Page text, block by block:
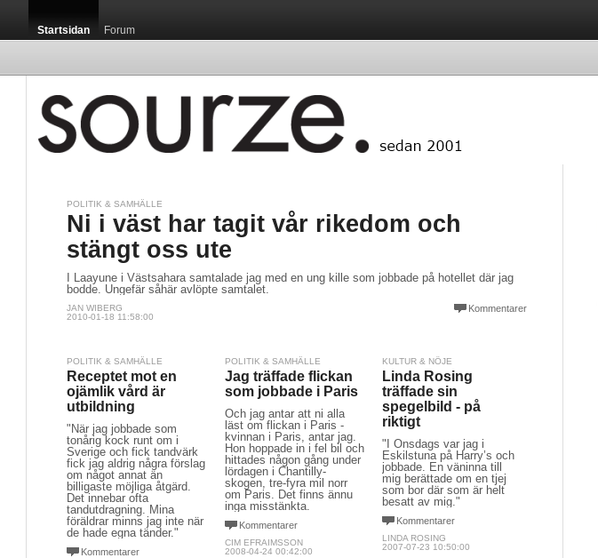
Startsidan Forum
POLITIK & SAMHÄLLE
Ni i väst har tagit vår rikedom och
stängt oss ute
I Laayune i Västsahara samtalade jag med en ung kille som jobbade på hotellet där jag
bodde. Ungefär såhär avlöpte samtalet.
Kommentarer
JAN WIBERG
2010-01-18 11:58:00
POLITIK & SAMHÄLLE
Receptet mot en
ojämlik vård är
utbildning
"När jag jobbade som
tonårig kock runt om i
Sverige och fick tandvärk
fick jag aldrig några förslag
om något annat än
billigaste möjliga åtgärd.
Det innebar ofta
tandutdragning. Mina
föräldrar minns jag inte när
de hade egna tänder."
Kommentarer
POLITIK & SAMHÄLLE
Jag träffade flickan
som jobbade i Paris
Och jag antar att ni alla
läst om flickan i Paris -
kvinnan i Paris, antar jag.
Hon hoppade in i fel bil och
hittades någon gång under
lördagen i Chantilly-
skogen, tre-fyra mil norr
om Paris. Det finns ännu
inga misstänkta.
Kommentarer
CIM EFRAIMSSON
2008-04-24 00:42:00
KULTUR & NÖJE
Linda Rosing
träffade sin
spegelbild - på
riktigt
"I Onsdags var jag i
Eskilstuna på Harry’s och
jobbade. En väninna till
mig berättade om en tjej
som bor där som är helt
besatt av mig."
Kommentarer
LINDA ROSING
2007-07-23 10:50:00